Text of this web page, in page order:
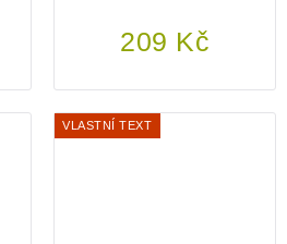
209 Kč
Do košíku
VLASTNÍ TEXT